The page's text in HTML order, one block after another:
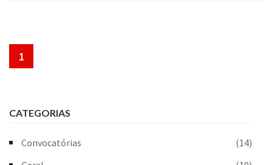
1
CATEGORIAS
Convocatórias
(14)